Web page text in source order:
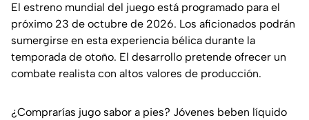
El estreno mundial del juego está programado para el
próximo 23 de octubre de 2026. Los aficionados podrán
sumergirse en esta experiencia bélica durante la
temporada de otoño. El desarrollo pretende ofrecer un
combate realista con altos valores de producción.
¿Comprarías jugo sabor a pies? Jóvenes beben líquido